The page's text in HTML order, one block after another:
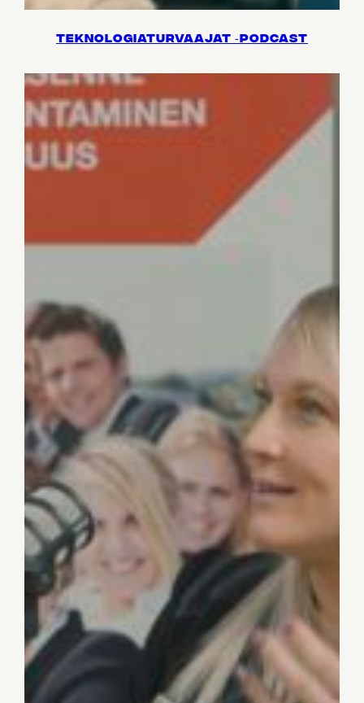
TEKNO­LO­GIA­TUR­VAA­JAT ‑PODCAST